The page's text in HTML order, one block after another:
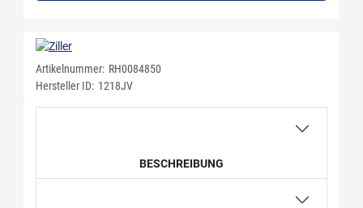
Artikelnummer: RH0084850
Hersteller ID: 1218JV
BESCHREIBUNG